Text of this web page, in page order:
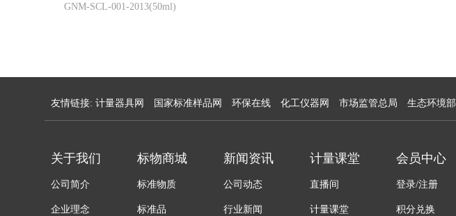
GNM-SCL-001-2013(50ml)
友情链接: 计量器具网 国家标准样品网 环保在线 化工仪器网 市场监管总局 生态环境部
关于我们
公司简介
企业理念
标物商城
标准物质
标准品
新闻资讯
公司动态
行业新闻
计量课堂
直播间
计量课堂
会员中心
登录/注册
积分兑换